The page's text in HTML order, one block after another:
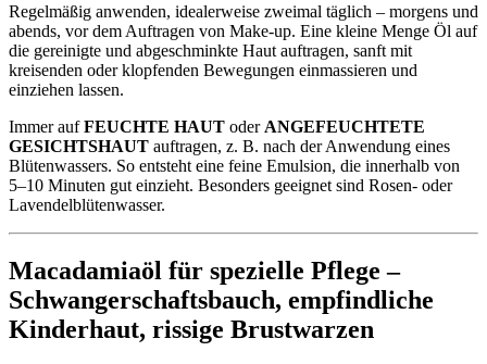
Regelmäßig anwenden, idealerweise zweimal täglich – morgens und
abends, vor dem Auftragen von Make-up. Eine kleine Menge Öl auf
die gereinigte und abgeschminkte Haut auftragen, sanft mit
kreisenden oder klopfenden Bewegungen einmassieren und
einziehen lassen.
Immer aufFEUCHTE HAUT oder ANGEFEUCHTETE
GESICHTSHAUT auftragen, z. B. nach der Anwendung eines
Blütenwassers. So entsteht eine feine Emulsion, die innerhalb von
5–10 Minuten gut einzieht. Besonders geeignet sind Rosen- oder
Lavendelblütenwasser.
Macadamiaöl für spezielle Pflege –
Schwangerschaftsbauch, empfindliche
Kinderhaut, rissige Brustwarzen